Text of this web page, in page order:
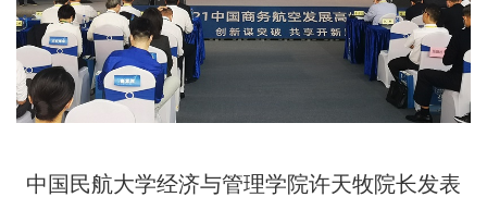
中国民航大学经济与管理学院许天牧院长发表